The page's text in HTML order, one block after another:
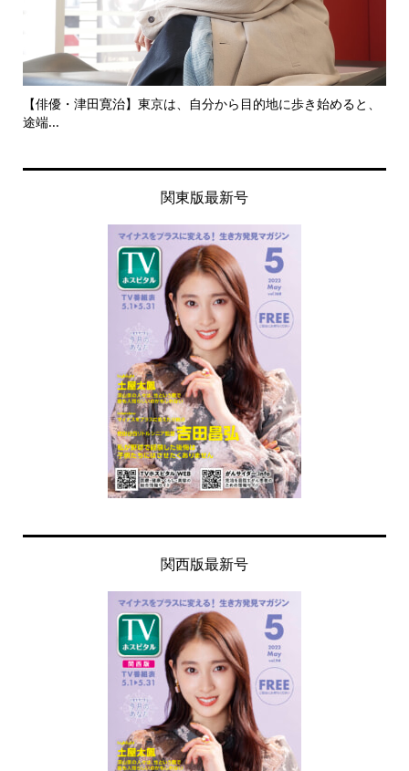
【俳優・津田寛治】東京は、自分から目的地に歩き始めると、
途端...
関東版最新号
関西版最新号